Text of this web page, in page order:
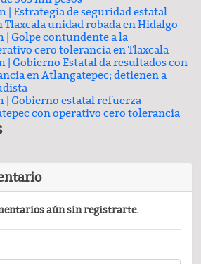
| Estrategia de seguridad estatal
unidad robada en Hidalgo
| Golpe contundente a la
cero tolerancia en Tlaxcala
| Gobierno Estatal da resultados con
en Atlangatepec; detienen a
| Gobierno estatal refuerza
con operativo cero tolerancia
aún sin registrarte.